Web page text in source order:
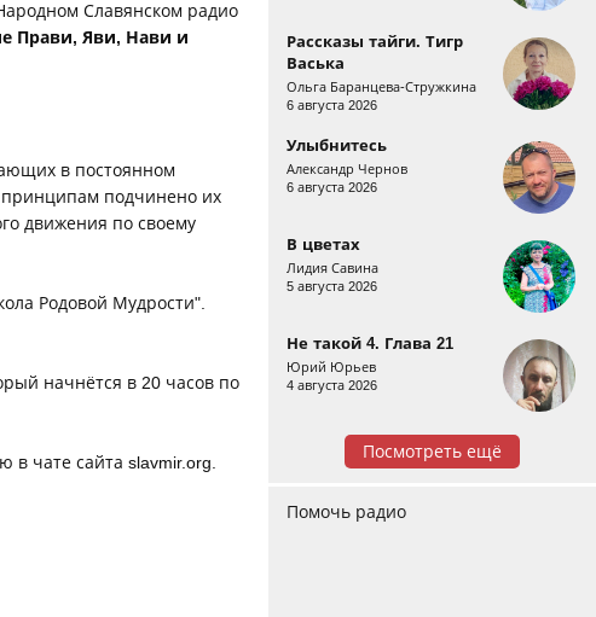
Славянском радио
Прави, Яви, Нави и
в постоянном
принципам подчинено их
движения по своему
Родовой Мудрости".
начнётся в 20 часов по
чате сайта slavmir.org.
Рассказы тайги. Тигр
Васька
Ольга Баранцева-Стружкина
6 августа 2026
Улыбнитесь
Александр Чернов
6 августа 2026
В цветах
Лидия Савина
5 августа 2026
Не такой 4. Глава 21
Юрий Юрьев
4 августа 2026
Посмотреть ещё
Помочь радио